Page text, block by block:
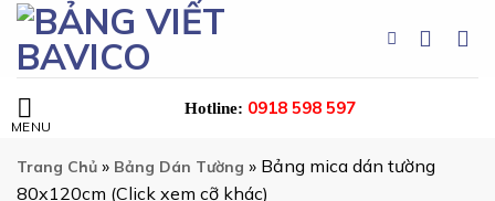
Chuyển
đến
nội
dung
Hotline: 0918 598 597
Trang Chủ » Bảng Dán Tường » Bảng mica dán tường
80x120cm (Click xem cỡ khác)